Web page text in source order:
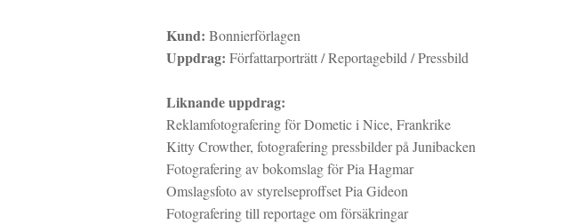
Kund: Bonnierförlagen
Uppdrag: Författarporträtt / Reportagebild / Pressbild
Liknande uppdrag:
Reklamfotografering för Dometic i Nice, Frankrike
Kitty Crowther, fotografering pressbilder på Junibacken
Fotografering av bokomslag för Pia Hagmar
Omslagsfoto av styrelseproffset Pia Gideon
Fotografering till reportage om försäkringar